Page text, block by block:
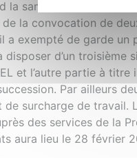
la sanction de la
la convocation de
a exempté de garde un
disposer d’un troisième
et l’autre partie à
Par ailleurs
surcharge de travail.
des services de la
aura lieu le 28 février